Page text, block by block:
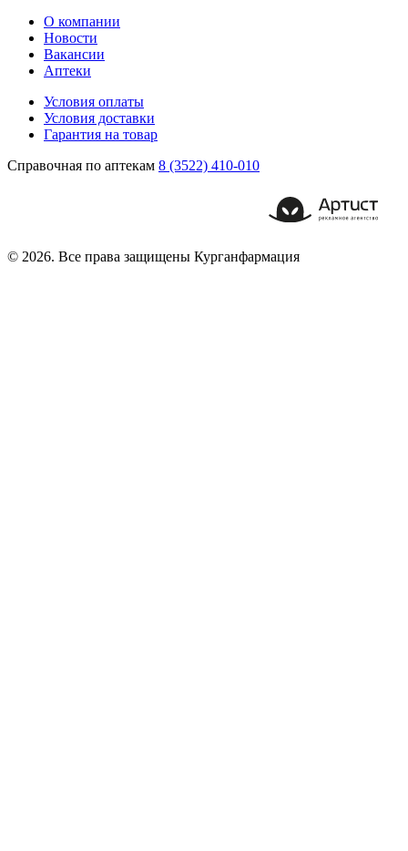
О компании
Новости
Вакансии
Аптеки
Условия оплаты
Условия доставки
Гарантия на товар
Справочная по аптекам 8 (3522) 410-010
© 2026. Все права защищены Курганфармация